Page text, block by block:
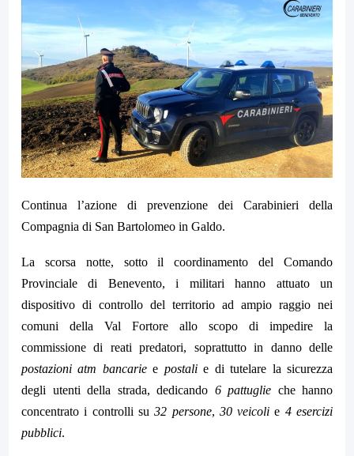
Continua l’azione di prevenzione dei Carabinieri della
Compagnia di San Bartolomeo in Galdo.
La scorsa notte, sotto il coordinamento del Comando
Provinciale di Benevento, i militari hanno attuato un
dispositivo di controllo del territorio ad ampio raggio nei
comuni della Val Fortore allo scopo di impedire la
commissione di reati predatori, soprattutto in danno delle
postazioni atm bancariee postalie di tutelare la sicurezza
degli utenti della strada, dedicando 6 pattuglie che hanno
concentrato i controlli su32 persone, 30 veicoli e 4 esercizi
pubblici.